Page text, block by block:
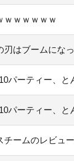
ｗｗｗｗｗｗ
はブームにな
パーティー、
パーティー、
チームのレビュ